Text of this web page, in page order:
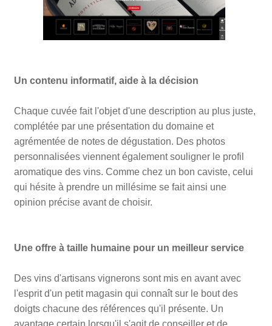
Un contenu informatif, aide à la décision
Chaque cuvée fait l'objet d'une description au plus juste,
complétée par une présentation du domaine et
agrémentée de notes de dégustation. Des photos
personnalisées viennent également souligner le profil
aromatique des vins. Comme chez un bon caviste, celui
qui hésite à prendre un millésime se fait ainsi une
opinion précise avant de choisir.
Une offre à taille humaine pour un meilleur service
Des vins d'artisans vignerons sont mis en avant avec
l'esprit d'un petit magasin qui connaît sur le bout des
doigts chacune des références qu'il présente. Un